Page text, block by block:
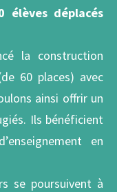
élèves déplacés
la construction
60 places) avec
ainsi offrir un
Ils bénéficient
en
se poursuivent à